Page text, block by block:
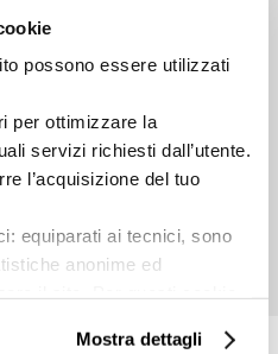
possono essere utilizzati
per ottimizzare la
servizi richiesti dall’utente.
l’acquisizione del tuo
equiparati ai tecnici, sono
anonime ed
sono utilizzati, solo
Mostra dettagli
matt
Schattierung:
Maßeinheit:
MQ